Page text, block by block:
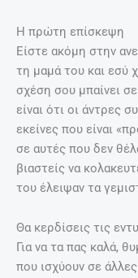
Η πρώτη επίσκεψη
Είστε ακόμη στην
τη μαμά του και εσύ
σχέση σου μπαίνει
είναι ότι οι άντρες
εκείνες που είναι
σε αυτές που δεν
βιαστείς να
του έλειψαν τα
Θα κερδίσεις τις
Για να τα πας καλά,
που ισχύουν σε